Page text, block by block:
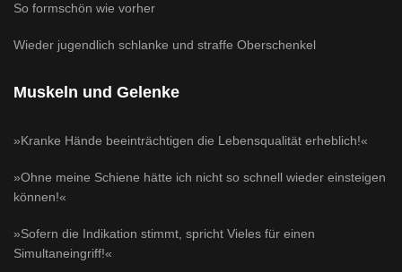
So formschön wie vorher
Wieder jugendlich schlanke und straffe Oberschenkel
Muskeln und Gelenke
»Kranke Hände beeinträchtigen die Lebensqualität erheblich!«
»Ohne meine Schiene hätte ich nicht so schnell wieder einsteigen
können!«
»Sofern die Indikation stimmt, spricht Vieles für einen
Simultaneingriff!«